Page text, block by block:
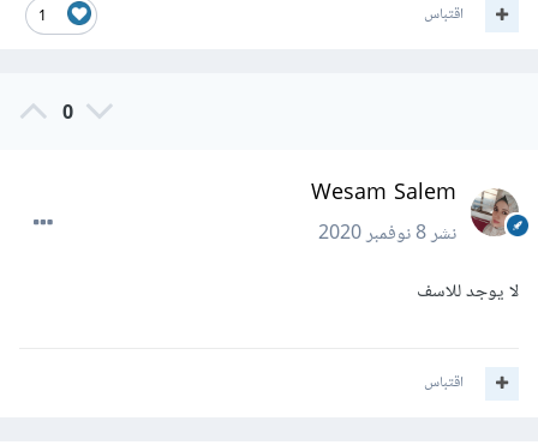
1 اقتباس
0
Wesam Salem
نشر8 نوفمبر 2020
لا يوجد للاسف
اقتباس